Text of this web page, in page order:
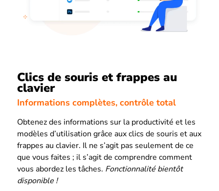
Clics de souris et frappes au
clavier
Informations complètes, contrôle total
Obtenez des informations sur la productivité et les
modèles d’utilisation grâce aux clics de souris et aux
frappes au clavier. Il ne s’agit pas seulement de ce
que vous faites ; il s’agit de comprendre comment
vous abordez les tâches. Fonctionnalité bientôt
disponible !